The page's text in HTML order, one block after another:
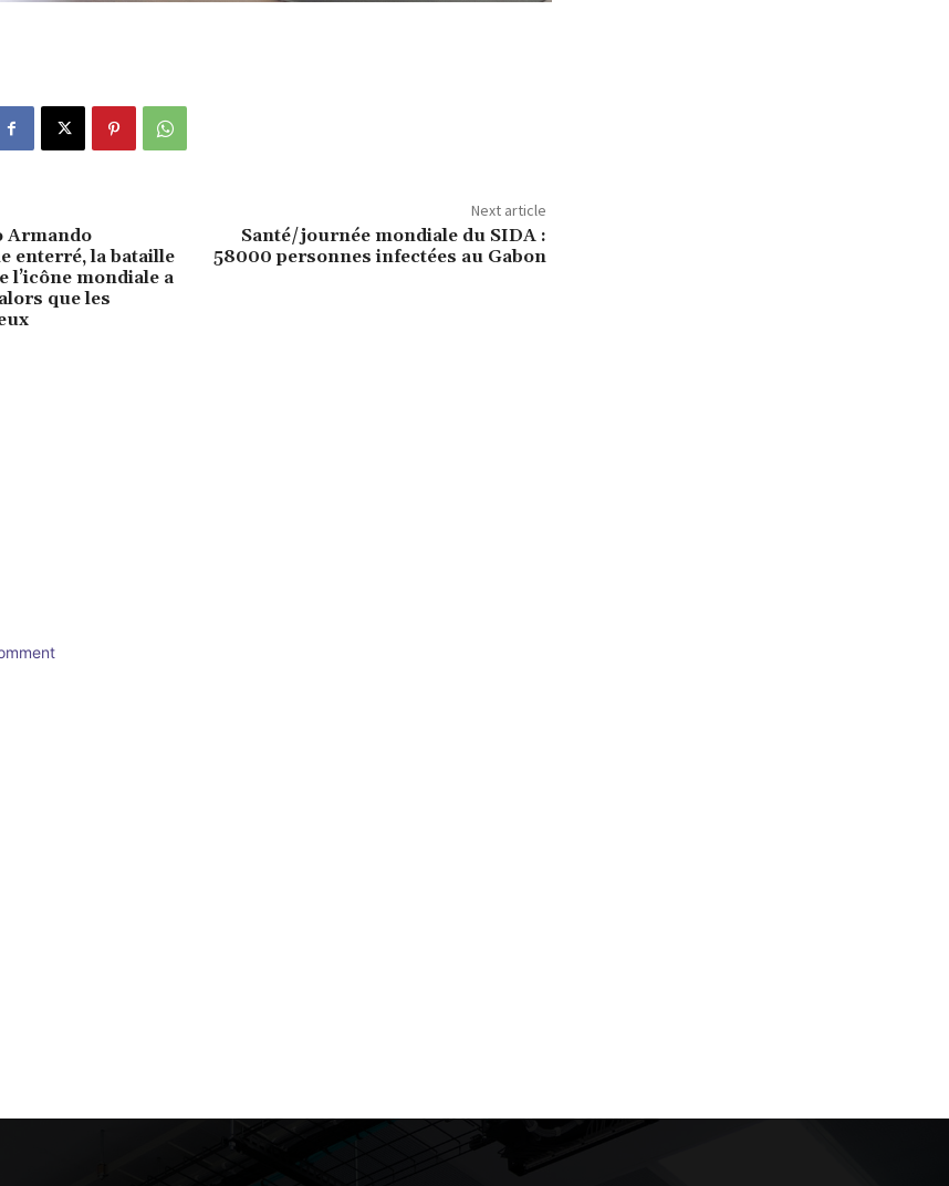
Armando
enterré, la bataille
l’icône mondiale a
que les
Next article
Santé/journée mondiale du SIDA :
58000 personnes infectées au Gabon